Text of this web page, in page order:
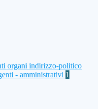
organi indirizzo-politico
- amministrativi 1